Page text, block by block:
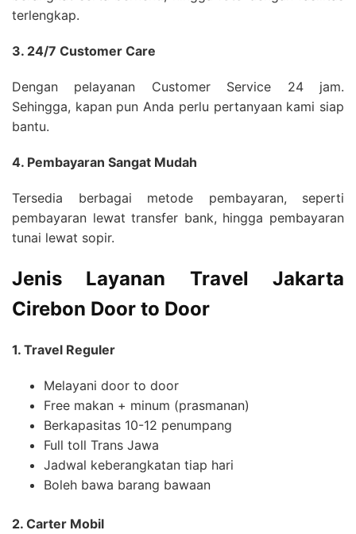
terlengkap.
3. 24/7 Customer Care
Dengan pelayanan Customer Service 24 jam.
Sehingga, kapan pun Anda perlu pertanyaan kami siap
bantu.
4. Pembayaran Sangat Mudah
Tersedia berbagai metode pembayaran, seperti
pembayaran lewat transfer bank, hingga pembayaran
tunai lewat sopir.
Jenis Layanan Travel Jakarta
Cirebon Door to Door
1. Travel Reguler
Melayani door to door
Free makan + minum (prasmanan)
Berkapasitas 10-12 penumpang
Full toll Trans Jawa
Jadwal keberangkatan tiap hari
Boleh bawa barang bawaan
2. Carter Mobil